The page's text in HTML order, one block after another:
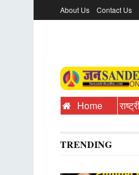
About Us Contact Us
Home
TRENDING